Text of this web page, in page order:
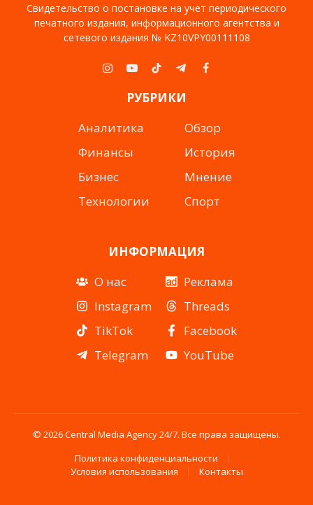
Свидетельство о постановке на учет периодического
печатного издания, информационного агентства и
сетевого издания № KZ10VPY00111108
Instagram
YouTubeTikTokTelegramFacebook
РУБРИКИ
Аналитика
Финансы
Бизнес
Технологии
Обзор
История
Мнение
Спорт
ИНФОРМАЦИЯ
О нас
Instagram
TikTok
Telegram
Реклама
Threads
Facebook
YouTube
© 2026 Central Media Agency 24/7. Все права защищены.
Политика конфиденциальности
Условия использования
Контакты